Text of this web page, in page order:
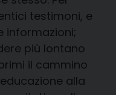
testimoni, e
informazioni;
più lontano
il cammino
alla